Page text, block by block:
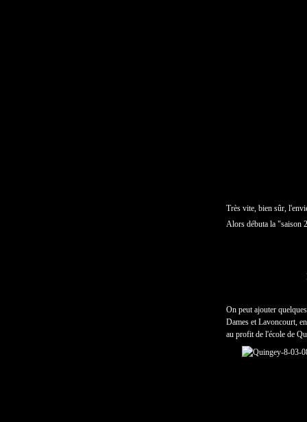
Très vite, bien sûr,
Alors débuta la "saison
On peut ajouter
Dames et Lavoncourt,
au profit de l'école de